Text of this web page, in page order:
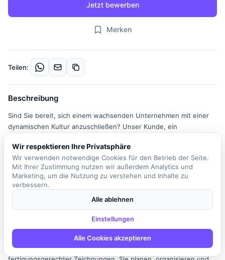
Jetzt bewerben
Merken
Teilen:
Beschreibung
Sind Sie bereit, sich einem wachsenden Unternehmen mit einer
dynamischen Kultur anzuschließen? Unser Kunde, ein
engagierten R & D Engineer, der das Team verstärkt. Seit über 60
Jahren entwickelt das Unternehmen innovative
Reinigungsprodukte, die Fachleuten helfen, die Sauberkeit und
Gesundheit in Gebäuden zu verbessern. Die Unternehmenskultur
fördert ein kollaboratives und integratives Arbeitsumfeld, in dem
jedes Teammitglied geschätzt wird. Als R & D Engineer sind Sie
verantwortlich für die Entwicklung neuer
Produkte. Zu Ihren Aufgaben gehört die Konzeption und
Konstruktion von 3D CAD-Modellen sowie die Erstellung
Wir respektieren Ihre Privatsphäre
Wir verwenden notwendige Cookies für den Betrieb der Seite.
Mit Ihrer Zustimmung nutzen wir außerdem Analytics und
Marketing, um die Nutzung zu verstehen und Inhalte zu
verbessern.
Alle ablehnen
Einstellungen
Alle Cookies akzeptieren